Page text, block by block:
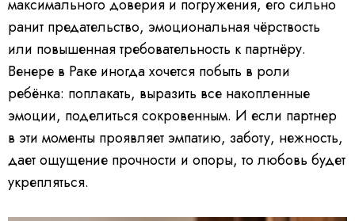
максимального доверия и погружения, его сильно
ранит предательство, эмоциональная чёрствость
или повышенная требовательность к партнёру.
Венере в Раке иногда хочется побыть в роли
ребёнка: поплакать, выразить все накопленные
эмоции, поделиться сокровенным. И если партнер
в эти моменты проявляет эмпатию, заботу, нежность,
дает ощущение прочности и опоры, то любовь будет
укрепляться.